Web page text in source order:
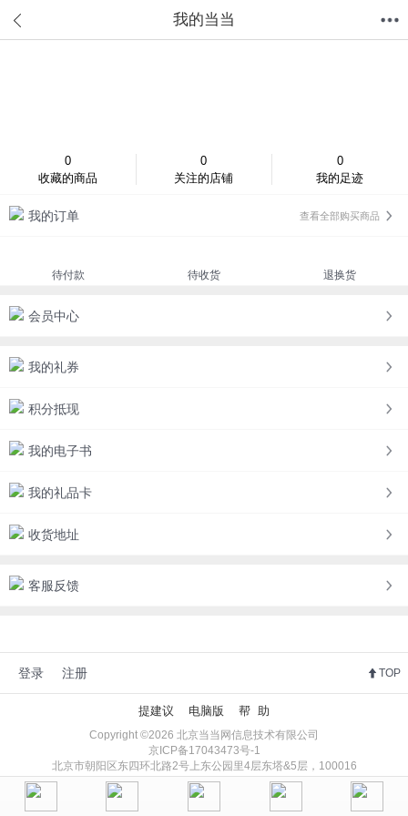
我的当当
0
收藏的商品
0
关注的店铺
0
我的足迹
我的订单 查看全部购买商品
待付款 待收货 退换货
会员中心
我的礼券
积分抵现
我的电子书
我的礼品卡
收货地址
客服反馈
登录 注册 TOP
提建议 电脑版 帮 助
Copyright ©2026 北京当当网信息技术有限公司
京ICP备17043473号-1
北京市朝阳区东四环北路2号上东公园里4层东塔&5层，100016